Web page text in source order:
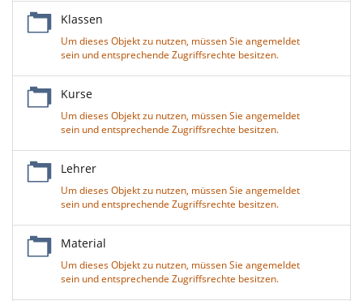
Klassen
Um dieses Objekt zu nutzen, müssen Sie angemeldet
sein und entsprechende Zugriffsrechte besitzen.
Kurse
Um dieses Objekt zu nutzen, müssen Sie angemeldet
sein und entsprechende Zugriffsrechte besitzen.
Lehrer
Um dieses Objekt zu nutzen, müssen Sie angemeldet
sein und entsprechende Zugriffsrechte besitzen.
Material
Um dieses Objekt zu nutzen, müssen Sie angemeldet
sein und entsprechende Zugriffsrechte besitzen.